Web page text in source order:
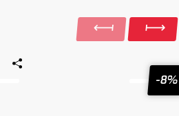
-8%